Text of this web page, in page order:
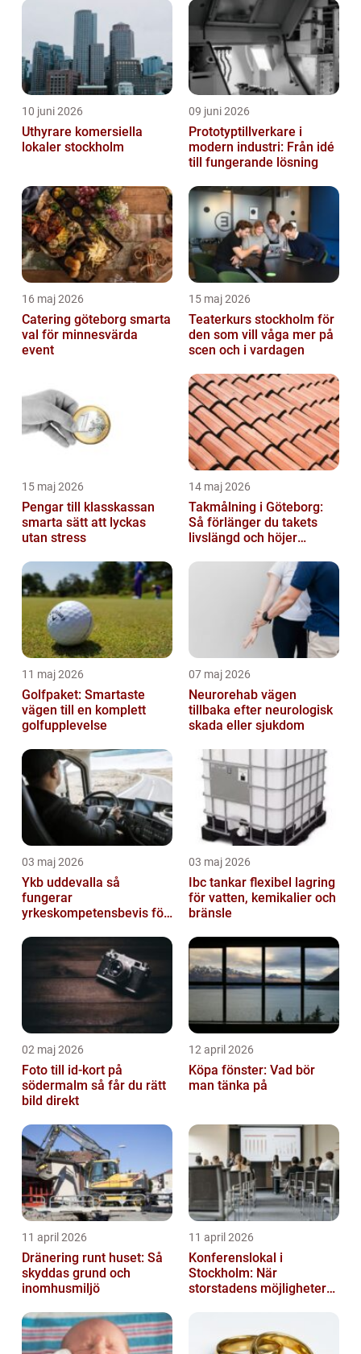
10 juni 2026
Uthyrare komersiella
lokaler stockholm
09 juni 2026
Prototyptillverkare i
modern industri: Från idé
till fungerande lösning
16 maj 2026
Catering göteborg smarta
val för minnesvärda
event
15 maj 2026
Teaterkurs stockholm för
den som vill våga mer på
scen och i vardagen
15 maj 2026
Pengar till klasskassan
smarta sätt att lyckas
utan stress
14 maj 2026
Takmålning i Göteborg:
Så förlänger du takets
livslängd och höjer
11 maj 2026
Golfpaket: Smartaste
vägen till en komplett
golfupplevelse
07 maj 2026
Neurorehab vägen
tillbaka efter neurologisk
skada eller sjukdom
03 maj 2026
Ykb uddevalla så
fungerar
yrkeskompetensbevis för
03 maj 2026
Ibc tankar flexibel lagring
för vatten, kemikalier och
bränsle
02 maj 2026
Foto till id-kort på
södermalm så får du rätt
bild direkt
12 april 2026
Köpa fönster: Vad bör
man tänka på
11 april 2026
Dränering runt huset: Så
skyddas grund och
inomhusmiljö
11 april 2026
Konferenslokal i
Stockholm: När
storstadens möjligheter